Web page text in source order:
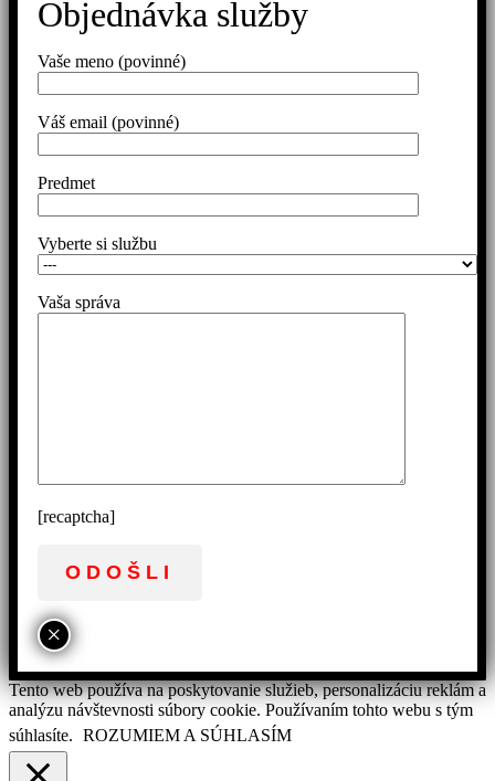
Objednávka služby
Vaše meno (povinné)
Váš email (povinné)
Predmet
Vyberte si službu
Vaša správa
[recaptcha]
×
Tento web používa na poskytovanie služieb, personalizáciu reklám a
analýzu návštevnosti súbory cookie. Používaním tohto webu s tým
súhlasíte. ROZUMIEM A SÚHLASÍM